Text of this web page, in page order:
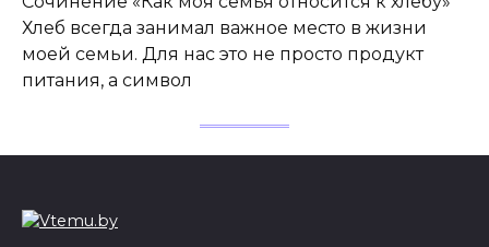
Хлеб всегда занимал важное место в жизни
моей семьи. Для нас это не просто продукт
питания, а символ